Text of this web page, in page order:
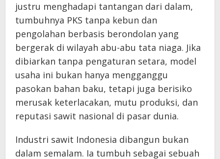
justru menghadapi tantangan dari dalam,
tumbuhnya PKS tanpa kebun dan
pengolahan berbasis berondolan yang
bergerak di wilayah abu-abu tata niaga. Jika
dibiarkan tanpa pengaturan setara, model
usaha ini bukan hanya mengganggu
pasokan bahan baku, tetapi juga berisiko
merusak keterlacakan, mutu produksi, dan
reputasi sawit nasional di pasar dunia.
Industri sawit Indonesia dibangun bukan
dalam semalam. Ia tumbuh sebagai sebuah